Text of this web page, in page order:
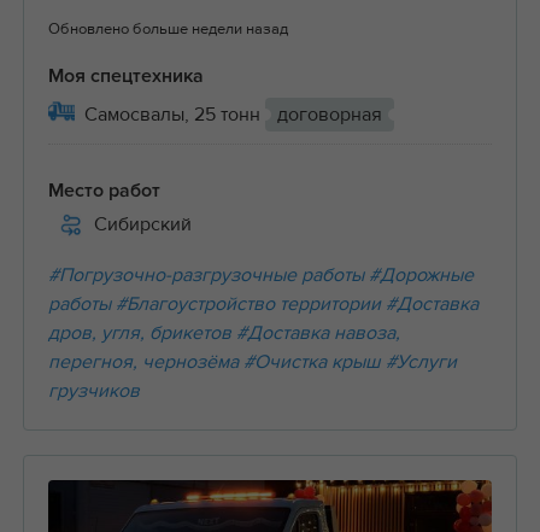
Обновлено больше недели назад
Моя спецтехника
Самосвалы, 25 тонн договорная
Место работ
Сибирский
#Погрузочно-разгрузочные работы #Дорожные
работы #Благоустройство территории #Доставка
дров, угля, брикетов #Доставка навоза,
перегноя, чернозёма #Очистка крыш #Услуги
грузчиков